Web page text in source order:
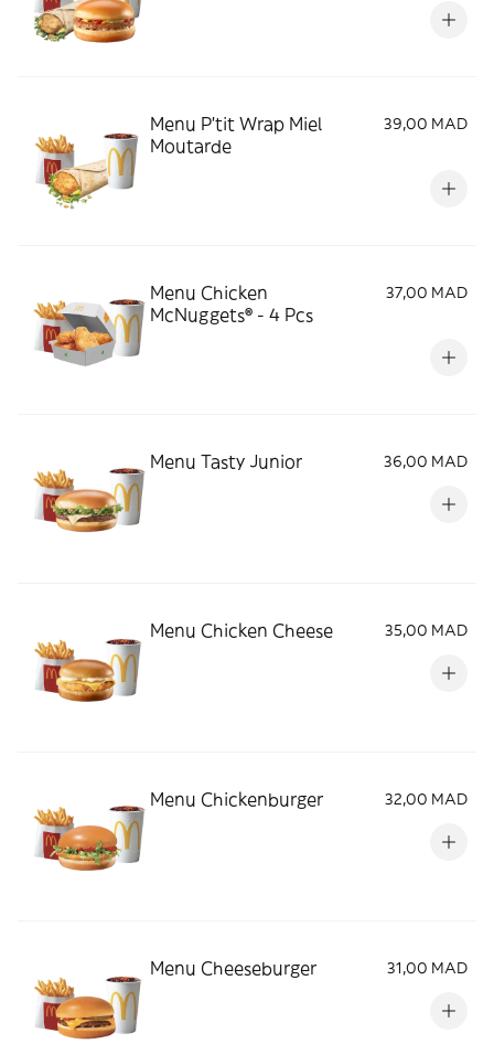
Menu P'tit Wrap Miel
Moutarde
39,00 MAD
Menu Chicken
McNuggets® - 4 Pcs
37,00 MAD
Menu Tasty Junior 36,00 MAD
Menu Chicken Cheese 35,00 MAD
Menu Chickenburger 32,00 MAD
Menu Cheeseburger 31,00 MAD